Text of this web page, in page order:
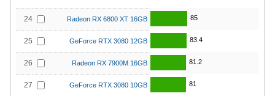
24 Radeon RX 6800 XT 16GB 85
25 GeForce RTX 3080 12GB 83.4
26 Radeon RX 7900M 16GB 81.2
27 GeForce RTX 3080 10GB 81